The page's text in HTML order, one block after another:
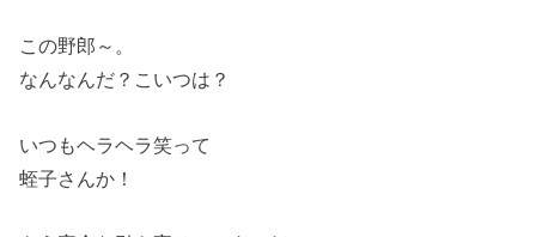
この野郎～。
なんなんだ？こいつは？
いつもヘラヘラ笑って
蛭子さんか！